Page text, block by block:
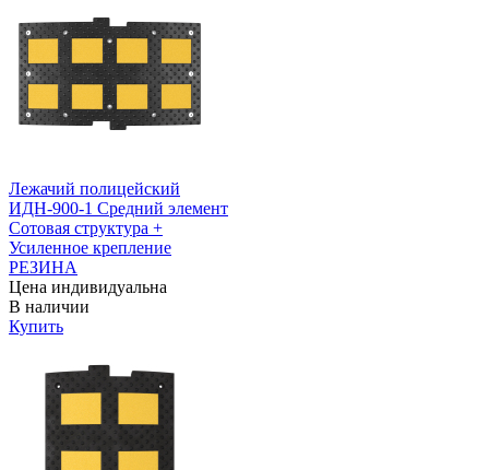
Лежачий полицейский
ИДН-900-1 Средний элемент
Сотовая структура +
Усиленное крепление
РЕЗИНА
Цена индивидуальна
В наличии
Купить